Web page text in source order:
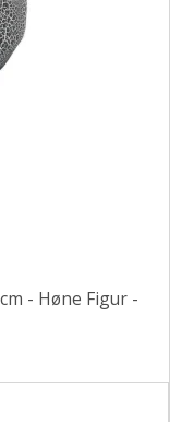
- Høne Figur -